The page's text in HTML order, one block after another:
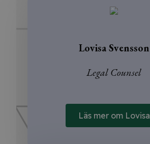
Lovisa Svensson
Legal Counsel
Läs mer om Lovisa